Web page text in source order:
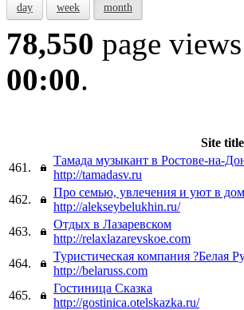
day week month
78,550 page
00:00.
Site title
461.
Тамада музыкант в Ростове-на-
http://tamadasv.ru
462.
Про семью, увлечения и уют в
http://alekseybelukhin.ru/
463.
Отдых в Лазаревском
http://relaxlazarevskoe.com
464.
Туристическая компания ?Белая
http://belaruss.com
465.
Гостиница Сказка
http://gostinica.otelskazka.ru/